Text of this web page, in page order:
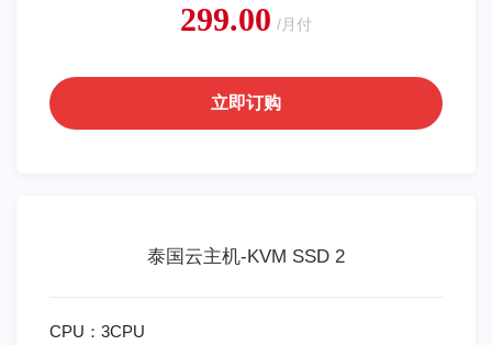
299.00 /月付
立即订购
泰国云主机-KVM SSD 2
CPU：3CPU